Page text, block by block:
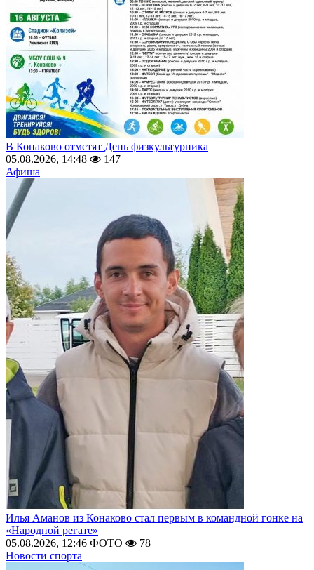
В Конаково отметят День физкультурника
05.08.2026, 14:48
147
Афиша
Илья Аманов из Конаково стал первым в командной гонке на
«Народной регате»
05.08.2026, 12:46 ФОТО
78
Новости спорта